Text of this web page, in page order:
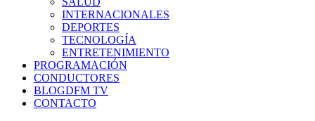
INTERNACIONALES
DEPORTES
TECNOLOGÍA
ENTRETENIMIENTO
PROGRAMACIÓN
CONDUCTORES
BLOGDFM TV
CONTACTO